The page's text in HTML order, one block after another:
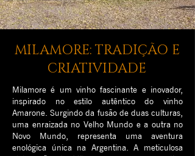
MILAMORE: TRADIÇÃO E
CRIATIVIDADE
Milamore é um vinho fascinante e inovador,
inspirado no estilo autêntico do vinho
Amarone. Surgindo da fusão de duas culturas,
uma enraizada no Velho Mundo e a outra no
Novo Mundo, representa uma aventura
enológica única na Argentina. A meticulosa